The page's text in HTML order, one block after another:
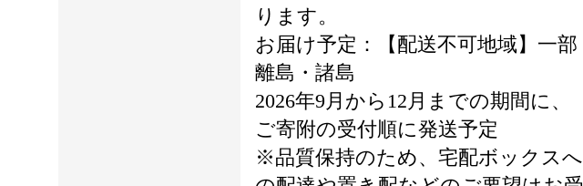
ります。
お届け予定：【配送不可地域】一部
離島・諸島
2026年9月から12月までの期間に、
ご寄附の受付順に発送予定
※品質保持のため、宅配ボックスへ